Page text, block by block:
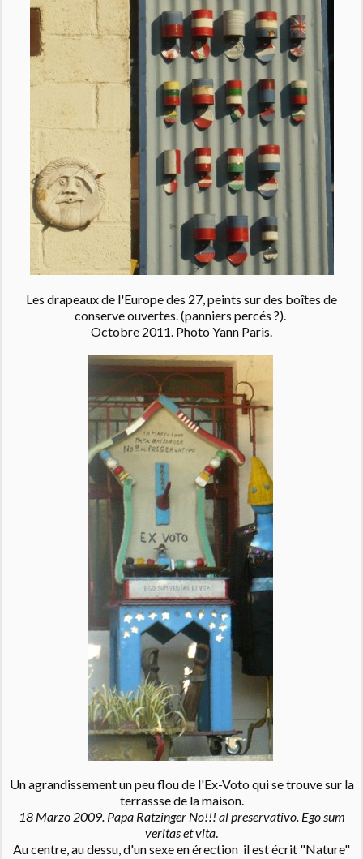
Les drapeaux de l'Europe des 27, peints sur des boîtes de
conserve ouvertes. (panniers percés ?).
Octobre 2011. Photo Yann Paris.
Un agrandissement un peu flou de l'Ex-Voto qui se trouve sur la
terrassse de la maison.
18 Marzo 2009. Papa Ratzinger No!!! al preservativo. Ego sum
veritas et vita.
Au centre, au dessu, d'un sexe en érection il est écrit "Nature"